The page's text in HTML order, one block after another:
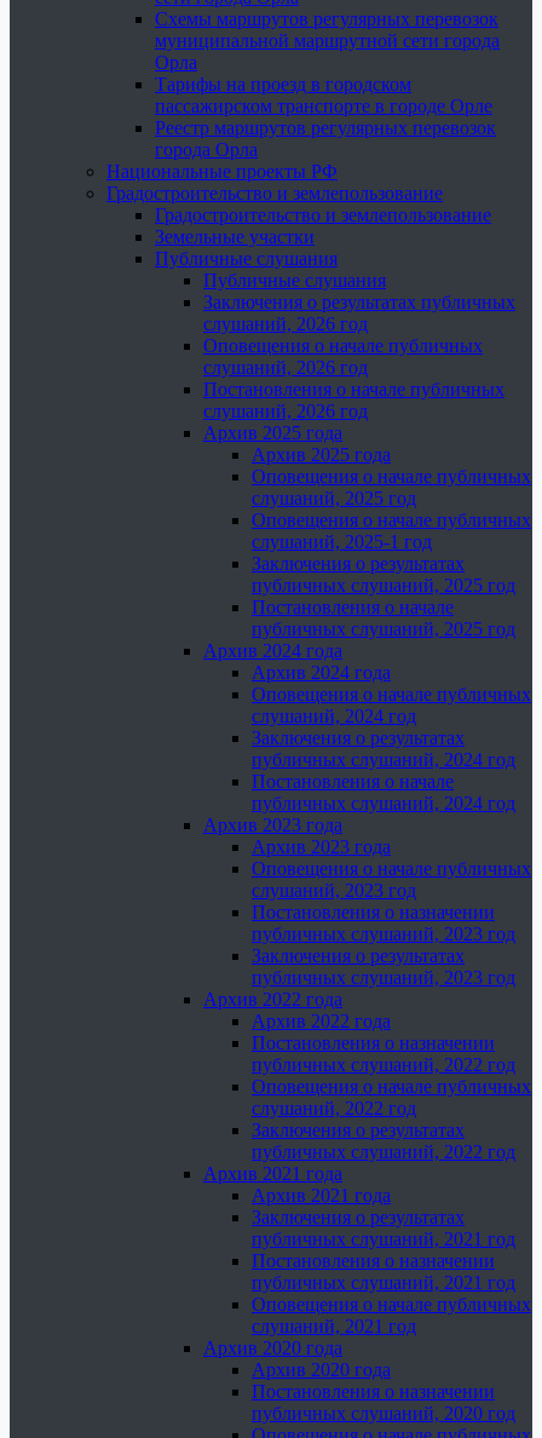
Схемы маршрутов регулярных перевозок
муниципальной маршрутной сети города
Орла
Тарифы на проезд в городском
пассажирском транспорте в городе Орле
Реестр маршрутов регулярных перевозок
города Орла
Национальные проекты РФ
Градостроительство и землепользование
Градостроительство и землепользование
Земельные участки
Публичные слушания
Публичные слушания
Заключения о результатах публичных
слушаний, 2026 год
Оповещения о начале публичных
слушаний, 2026 год
Постановления о начале публичных
слушаний, 2026 год
Архив 2025 года
Архив 2025 года
Оповещения о начале публичных
слушаний, 2025 год
Оповещения о начале публичных
слушаний, 2025-1 год
Заключения о результатах
публичных слушаний, 2025 год
Постановления о начале
публичных слушаний, 2025 год
Архив 2024 года
Архив 2024 года
Оповещения о начале публичных
слушаний, 2024 год
Заключения о результатах
публичных слушаний, 2024 год
Постановления о начале
публичных слушаний, 2024 год
Архив 2023 года
Архив 2023 года
Оповещения о начале публичных
слушаний, 2023 год
Постановления о назначении
публичных слушаний, 2023 год
Заключения о результатах
публичных слушаний, 2023 год
Архив 2022 года
Архив 2022 года
Постановления о назначении
публичных слушаний, 2022 год
Оповещения о начале публичных
слушаний, 2022 год
Заключения о результатах
публичных слушаний, 2022 год
Архив 2021 года
Архив 2021 года
Заключения о результатах
публичных слушаний, 2021 год
Постановления о назначении
публичных слушаний, 2021 год
Оповещения о начале публичных
слушаний, 2021 год
Архив 2020 года
Архив 2020 года
Постановления о назначении
публичных слушаний, 2020 год